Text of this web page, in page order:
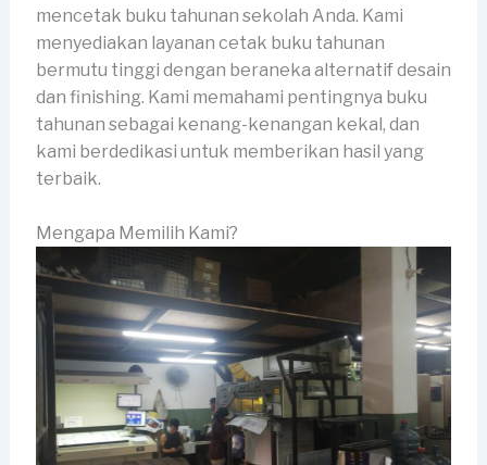
mencetak buku tahunan sekolah Anda. Kami
menyediakan layanan cetak buku tahunan
bermutu tinggi dengan beraneka alternatif desain
dan finishing. Kami memahami pentingnya buku
tahunan sebagai kenang-kenangan kekal, dan
kami berdedikasi untuk memberikan hasil yang
terbaik.
Mengapa Memilih Kami?